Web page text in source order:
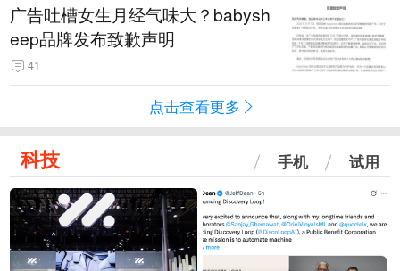
广告吐槽女生月经气味大？babysh
eep品牌发布致歉声明
41
点击查看更多
科技 手机 试用